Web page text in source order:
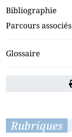
Bibliographie
Parcours associés
Glossaire
Rubriques